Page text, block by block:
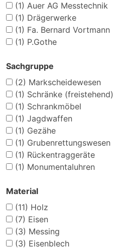
(1) Auer AG Messtechnik
(1) Drägerwerke
(1) Fa. Bernard Vortmann
(1) P.Gothe
Sachgruppe
(2) Markscheidewesen
(1) Schränke (freistehend)
(1) Schrankmöbel
(1) Jagdwaffen
(1) Gezähe
(1) Grubenrettungswesen
(1) Rückentraggeräte
(1) Monumentaluhren
Material
(11) Holz
(7) Eisen
(3) Messing
(3) Eisenblech